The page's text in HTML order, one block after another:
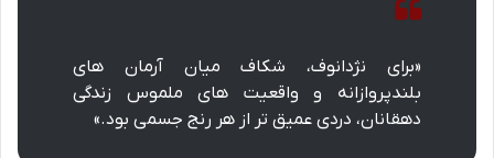
«برای نژدانوف، شکاف میان آرمان های
بلندپروازانه و واقعیت های ملموس زندگی
دهقانان، دردی عمیق تر از هر رنج جسمی بود.»